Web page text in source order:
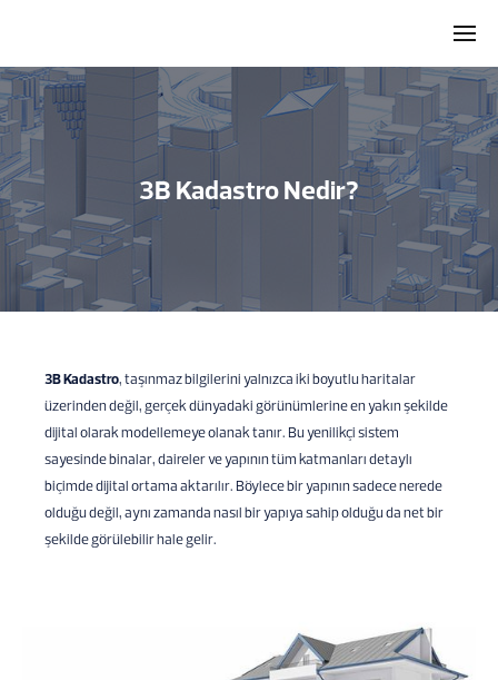
3B Kadastro Nedir?
3B Kadastro, taşınmaz bilgilerini yalnızca iki boyutlu haritalar
üzerinden değil, gerçek dünyadaki görünümlerine en yakın şekilde
dijital olarak modellemeye olanak tanır. Bu yenilikçi sistem
sayesinde binalar, daireler ve yapının tüm katmanları detaylı
biçimde dijital ortama aktarılır. Böylece bir yapının sadece nerede
olduğu değil, aynı zamanda nasıl bir yapıya sahip olduğu da net bir
şekilde görülebilir hale gelir.